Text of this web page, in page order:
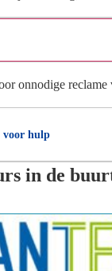
onnodige reclame
voor hulp
in de